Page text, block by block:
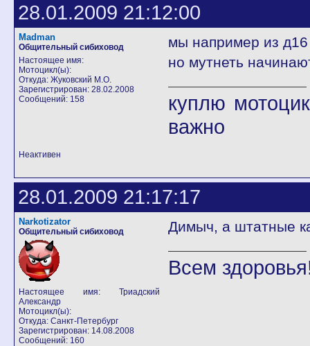
28.01.2009 21:12:00
Madman
Общительный сибиховод
Настоящее имя:
Мотоцикл(ы):
Откуда: Жуковский М.О.
Зарегистрирован: 28.02.2008
Сообщений: 158
мы например из д16
но мутнеть
куплю
важно
Неактивен
28.01.2009 21:17:17
Narkotizator
Общительный сибиховод
Настоящее имя: Триадский
Александр
Мотоцикл(ы):
Откуда: Санкт-Петербург
Зарегистрирован: 14.08.2008
Сообщений: 160
Димыч, а штатные
Всем